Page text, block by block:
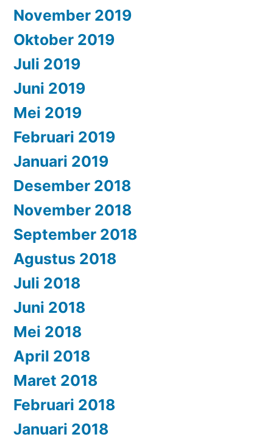
November 2019
Oktober 2019
Juli 2019
Juni 2019
Mei 2019
Februari 2019
Januari 2019
Desember 2018
November 2018
September 2018
Agustus 2018
Juli 2018
Juni 2018
Mei 2018
April 2018
Maret 2018
Februari 2018
Januari 2018